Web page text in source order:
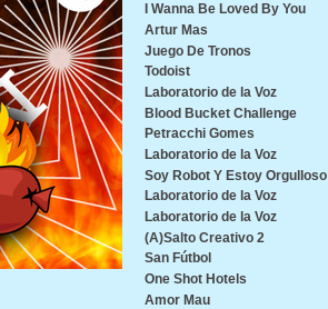
I Wanna Be Loved By You
Artur Mas
Juego De Tronos
Todoist
Laboratorio de la Voz
Blood Bucket Challenge
Petracchi Gomes
Laboratorio de la Voz
Soy Robot Y Estoy Orgulloso
Laboratorio de la Voz
Laboratorio de la Voz
(A)Salto Creativo 2
San Fútbol
One Shot Hotels
Amor Mau